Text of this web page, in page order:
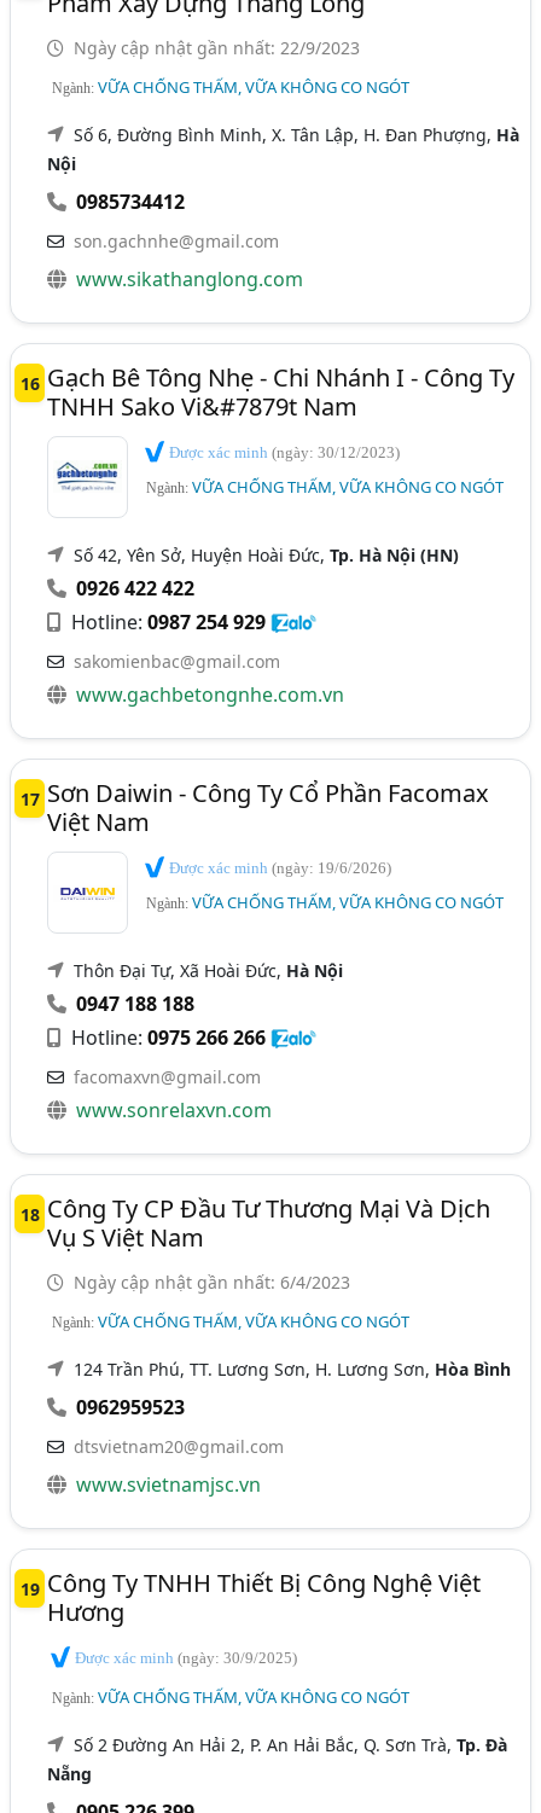
Ngày cập nhật gần nhất: 22/9/2023
Ngành:VỮA CHỐNG THẤM, VỮA KHÔNG CO NGÓT
Số 6, Đường Bình Minh, X. Tân Lập, H. Đan Phượng, Hà
Nội
0985734412
son.gachnhe@gmail.com
www.sikathanglong.com
16 Gạch Bê Tông Nhẹ - Chi Nhánh I - Công Ty
TNHH Sako Vi&#7879t Nam
Được xác minh(ngày: 30/12/2023)
Ngành:VỮA CHỐNG THẤM, VỮA KHÔNG CO NGÓT
Số 42, Yên Sở, Huyện Hoài Đức,Tp. Hà Nội (HN)
0926 422 422
Hotline:0987 254 929
sakomienbac@gmail.com
www.gachbetongnhe.com.vn
17 Sơn Daiwin - Công Ty Cổ Phần Facomax
Việt Nam
Được xác minh(ngày: 19/6/2026)
Ngành:VỮA CHỐNG THẤM, VỮA KHÔNG CO NGÓT
Thôn Đại Tự, Xã Hoài Đức, Hà Nội
0947 188 188
Hotline:0975 266 266
facomaxvn@gmail.com
www.sonrelaxvn.com
18 Công Ty CP Đầu Tư Thương Mại Và Dịch
Vụ S Việt Nam
Ngày cập nhật gần nhất: 6/4/2023
Ngành:VỮA CHỐNG THẤM, VỮA KHÔNG CO NGÓT
124 Trần Phú, TT. Lương Sơn, H. Lương Sơn, Hòa Bình
0962959523
dtsvietnam20@gmail.com
www.svietnamjsc.vn
19 Công Ty TNHH Thiết Bị Công Nghệ Việt
Hương
Được xác minh(ngày: 30/9/2025)
Ngành:VỮA CHỐNG THẤM, VỮA KHÔNG CO NGÓT
Số 2 Đường An Hải 2, P. An Hải Bắc, Q. Sơn Trà,Tp. Đà
Nẵng